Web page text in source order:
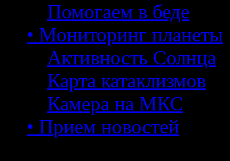
Помогаем в беде
• Мониторинг планеты
Активность Солнца
Карта катаклизмов
Камера на МКС
• Прием новостей